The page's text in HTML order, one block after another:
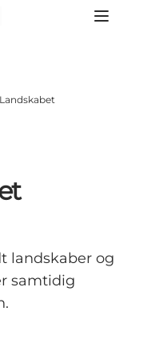
landskaber og
samtidig